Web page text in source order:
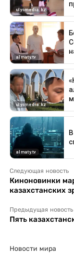
Следующая новость
Киноновинки
казахстанских
Предыдущая новость
Пять
Новости мира